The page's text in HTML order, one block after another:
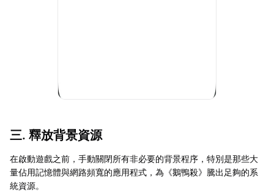
三. 釋放背景資源
在啟動遊戲之前，手動關閉所有非必要的背景程序，特別是那些大
量佔用記憶體與網路頻寬的應用程式，為《鵝鴨殺》騰出足夠的系
統資源。